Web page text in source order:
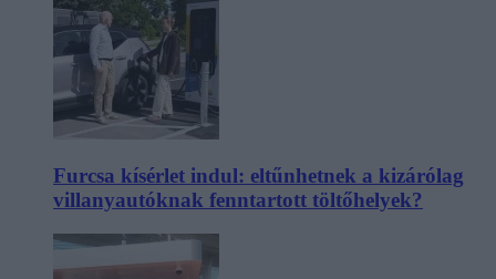
Furcsa kísérlet indul: eltűnhetnek a kizárólag
villanyautóknak fenntartott töltőhelyek?